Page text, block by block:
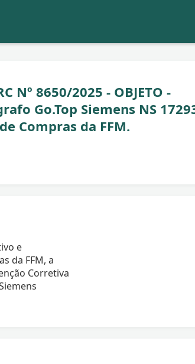
Nº 8650/2025 - OBJETO -
Go.Top Siemens NS
Compras da FFM.
e
da FFM, a
Corretiva